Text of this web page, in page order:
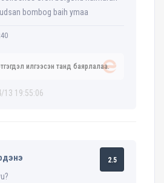
bombog baih ymaa
илгээсэн танд баярлалаа.
19:55:06
2.5